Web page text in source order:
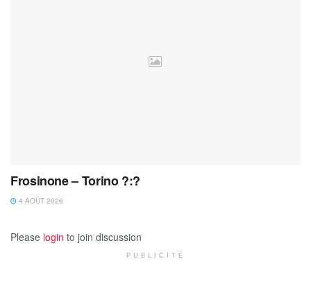
Frosinone – Torino ?:?
4 AOÛT 2026
Please login to join discussion
PUBLICITÉ